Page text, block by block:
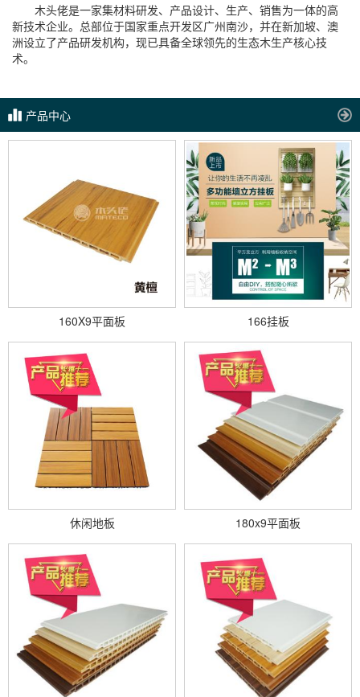
木头佬是一家集材料研发、产品设计、生产、销售为一体的高
新技术企业。总部位于国家重点开发区广州南沙，并在新加坡、澳
洲设立了产品研发机构，现已具备全球领先的生态木生产核心技
术。
产品中心
160X9平面板 166挂板
休闲地板 180x9平面板